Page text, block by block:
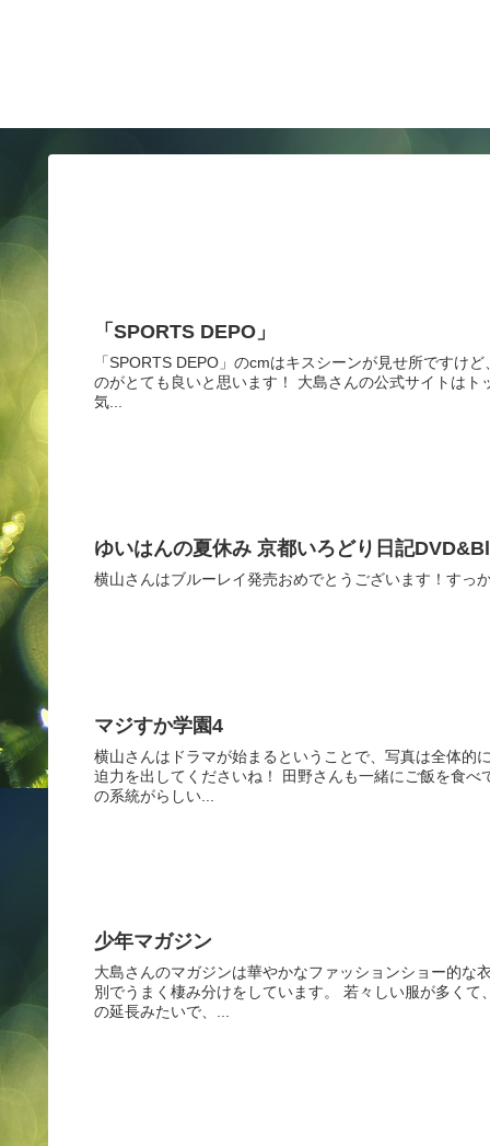
「SPORTS DEPO」
「SPORTS DEPO」のcmはキスシーンが見せ所ですけ
のがとても良いと思います！ 大島さんの公式サイトは
気...
ゆいはんの夏休み 京都いろどり日記
横山さんはブルーレイ発売おめでとうございます！すっ
マジすか学園4
横山さんはドラマが始まるということで、写真は全体的
迫力を出してくださいね！ 田野さんも一緒にご飯を食
の系統がらしい...
少年マガジン
大島さんのマガジンは華やかなファッションショー的な
別でうまく棲み分けをしています。 若々しい服が多く
の延長みたいで、...